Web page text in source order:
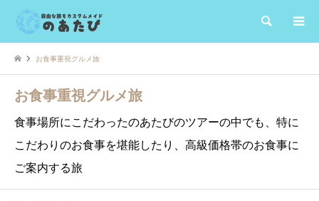
検索
お食事重視グルメ旅
お食事重視グルメ旅
食事場所にこだわったのあたびのツアーの中でも、特に
こだわりのお食事を堪能したり、高級価格帯のお食事に
ご案内する旅